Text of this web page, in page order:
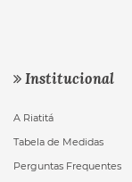
Institucional
A Riatitá
Tabela de Medidas
Perguntas Frequentes